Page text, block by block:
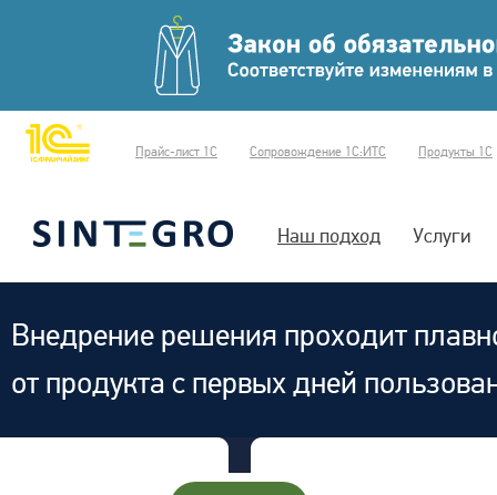
Прайс-лист 1С Сопровождение 1С:ИТС Продукты 1С
Наш подход Услуги
Внедрение решения проходит
от продукта с первых дней